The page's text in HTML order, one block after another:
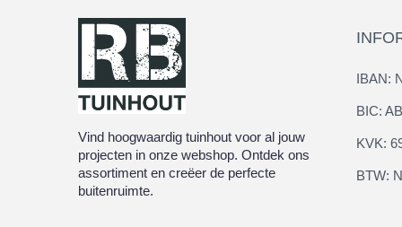
Vind hoogwaardig tuinhout voor al jouw
projecten in onze webshop. Ontdek ons
assortiment en creëer de perfecte
buitenruimte.
IBAN:
BIC:
KVK:
BTW: